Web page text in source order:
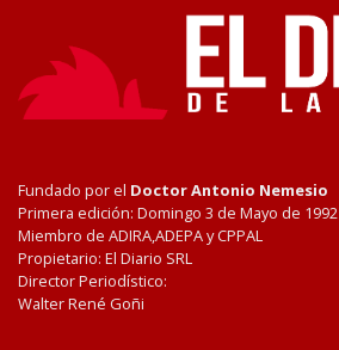
Fundado por el Doctor Antonio Nemesio
Primera edición: Domingo 3 de Mayo de 1992
Miembro de ADIRA,ADEPA y CPPAL
Propietario: El Diario SRL
Director Periodístico:
Walter René Goñi